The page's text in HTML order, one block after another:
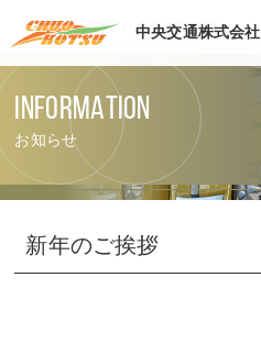
中央交通株式会社
HOME 投稿 新年のご挨拶
お知らせ
INFORMATION
新年のご挨拶